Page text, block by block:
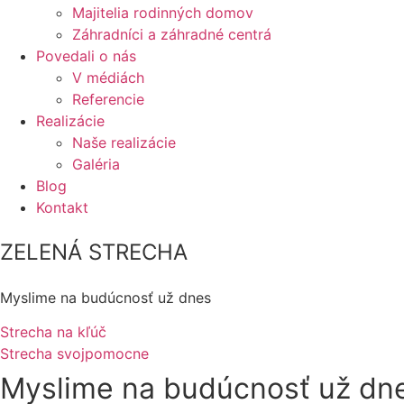
Majitelia rodinných domov
Záhradníci a záhradné centrá
Povedali o nás
V médiách
Referencie
Realizácie
Naše realizácie
Galéria
Blog
Kontakt
ZELENÁ STRECHA
Myslime na budúcnosť už dnes
Strecha na kľúč
Strecha svojpomocne
Myslime na budúcnosť už